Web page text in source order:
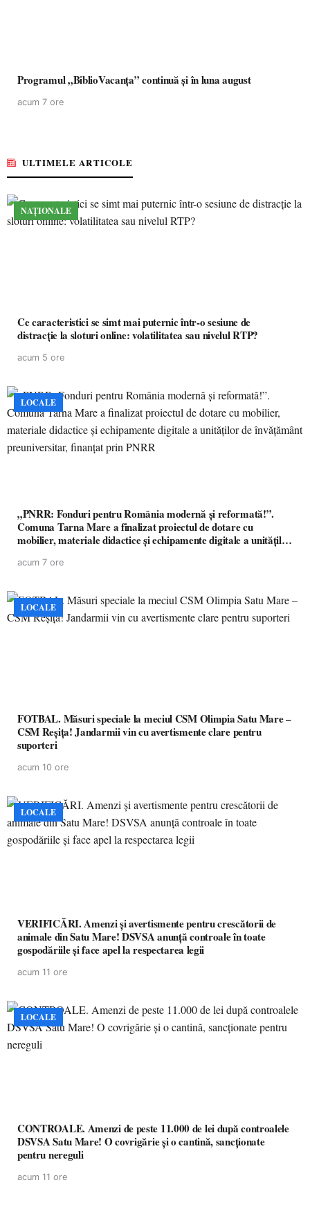
Programul „BiblioVacanța” continuă și în luna august
acum 7 ore
ULTIMELE ARTICOLE
NAȚIONALE
Ce caracteristici se simt mai puternic într-o sesiune de
distracție la sloturi online: volatilitatea sau nivelul RTP?
acum 5 ore
LOCALE
„PNRR: Fonduri pentru România modernă și reformată!”.
Comuna Tarna Mare a finalizat proiectul de dotare cu
mobilier, materiale didactice și echipamente digitale a unităților
acum 7 ore
LOCALE
FOTBAL. Măsuri speciale la meciul CSM Olimpia Satu Mare –
CSM Reșița! Jandarmii vin cu avertismente clare pentru
suporteri
acum 10 ore
LOCALE
VERIFICĂRI. Amenzi și avertismente pentru crescătorii de
animale din Satu Mare! DSVSA anunță controale în toate
gospodăriile și face apel la respectarea legii
acum 11 ore
LOCALE
CONTROALE. Amenzi de peste 11.000 de lei după controalele
DSVSA Satu Mare! O covrigărie și o cantină, sancționate
pentru nereguli
acum 11 ore